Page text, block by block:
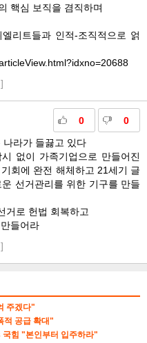
핵심 보직을 겸직하며
리트들과 인적-조직적으로 얽
]
0 0
라가 들끓고 있다
없이 가족기업으로 만들어진
회에 완전 해체하고 21세기 글
선거관리를 위한 기구를 만들
거로 헌법 회복하고
들어라
]
주겠다"
적 공급 확대"
힘 "본인부터 입주하라"